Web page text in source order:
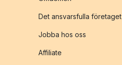
Det ansvarsfulla företaget
Jobba hos oss
Affiliate